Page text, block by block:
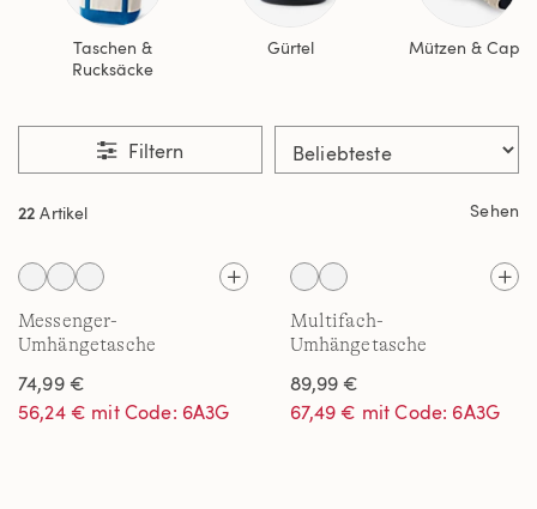
Taschen &
Rucksäcke
Gürtel Mützen & Caps
Filtern
22 Artikel Sehen
Messenger-
Umhängetasche
74,99 €
56,24 € mit Code: 6A3G
Multifach-
Umhängetasche
89,99 €
67,49 € mit Code: 6A3G